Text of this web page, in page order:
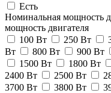
Есть
Номинальная мощность
мощность двигателя
100 Вт
250 Вт
Вт
800 Вт 900 Вт
1500 Вт
1800 Вт
2400 Вт
2500 Вт
3700 Вт
3800 Вт